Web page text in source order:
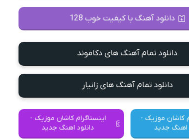
دانلود آهنگ با کیفیت خوب 128
دانلود تمام آهنگ های دکاموند
دانلود تمام آهنگ های زانیار
کاشان موزیک -
اهنگ جدید
اینستاگرام کاشان موزیک -
دانلود اهنگ جدید